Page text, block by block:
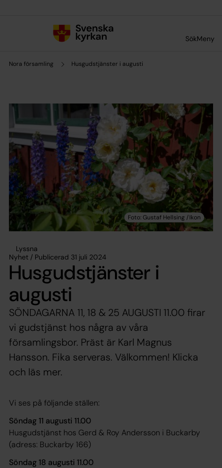
SökMeny
Nora församling Husgudstjänster i augusti
Lyssna
Nyhet / Publicerad 31 juli 2024
Husgudstjänster i
augusti
SÖNDAGARNA 11, 18 & 25 AUGUSTI 11.00 firar
vi gudstjänst hos några av våra
församlingsbor. Präst är Karl Magnus
Hansson. Fika serveras. Välkommen! Klicka
och läs mer.
Vi ses på följande ställen:
Söndag 11 augusti 11.00
Husgudstjänst hos Gerd & Roy Andersson i Buckarby
(adress: Buckarby 166)
Söndag 18 augusti 11.00